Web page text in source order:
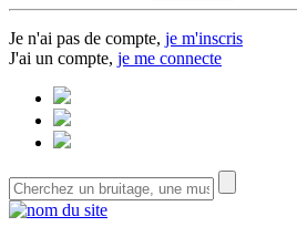
Je n'ai pas de compte, je m'inscris
J'ai un compte, je me connecte